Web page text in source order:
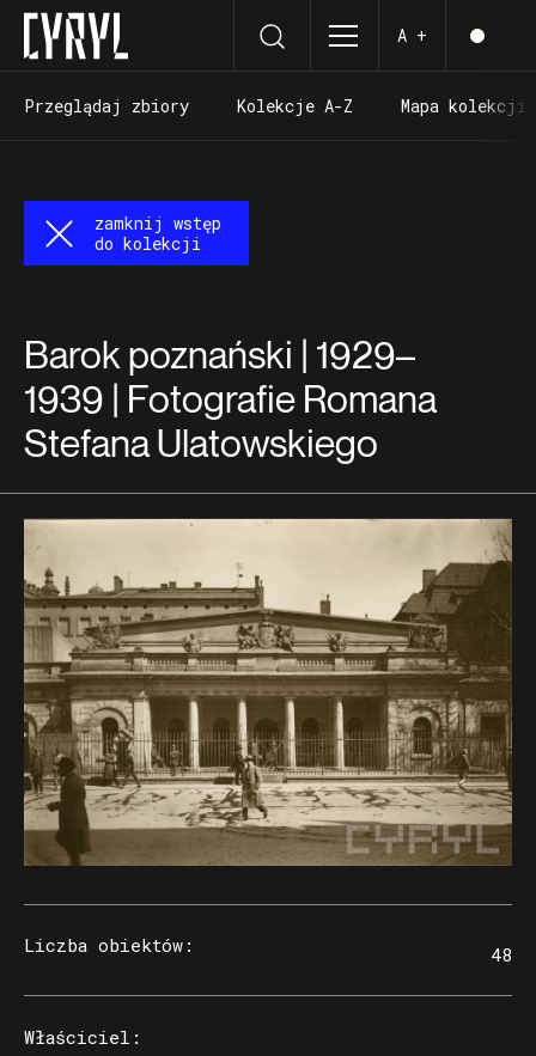
A +
Przeglądaj zbiory
Kolekcje A-Z
Mapa kolekcji
Mapa kolekcji
Barok poznański | 1929–
1939 | Fotografie Romana
Stefana Ulatowskiego
zamknij wstęp
do kolekcji
Liczba obiektów : 48
Właściciel :